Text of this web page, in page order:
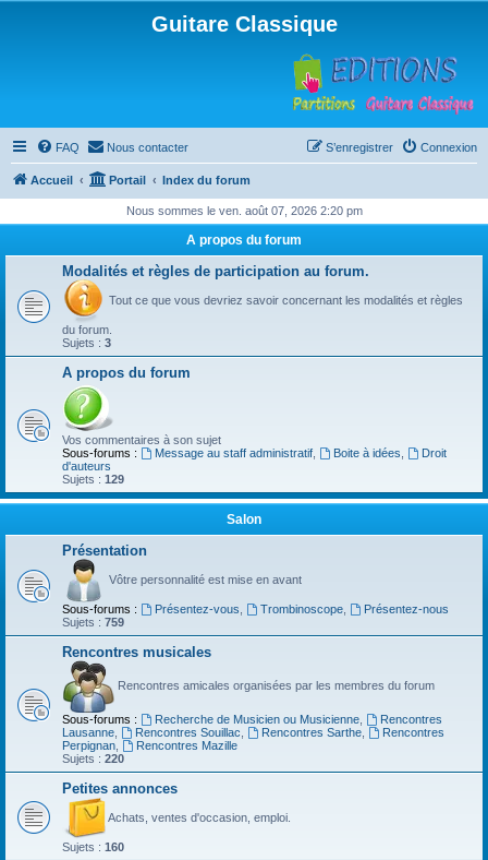
Guitare Classique
FAQ Nous contacter Connexion
S’enregistrer
Accueil Portail Index du forum
Nous sommes le ven. août 07, 2026 2:20 pm
A propos du forum
Modalités et règles de participation au forum.
Tout ce que vous devriez savoir concernant les modalités et règles
du forum.
Sujets : 3
A propos du forum
Vos commentaires à son sujet
Sous-forums :
Message au staff administratif, Boite à idées
Droit
d'auteurs
Sujets : 129
Salon
Présentation
Vôtre personnalité est mise en avant
Sous-forums : Présentez-vous Trombinoscope,
Présentez-nous
Sujets : 759
Rencontres musicales
Rencontres amicales organisées par les membres du forum
Sous-forums : Recherche de Musicien ou Musicienne,
Rencontres
Lausanne
Rencontres Souillac Rencontres Sarthe,
Rencontres
Perpignan
Rencontres Mazille
Sujets : 220
Petites annonces
Achats, ventes d'occasion, emploi.
Sujets : 160